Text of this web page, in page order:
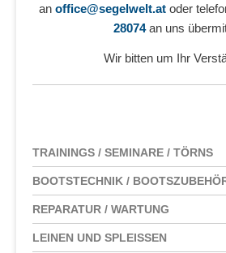
an office@segelwelt.at oder
28074an uns
Wir bitten um Ihr
TRAININGS / SEMINARE / TÖRNS
BOOTSTECHNIK /
REPARATUR / WARTUNG
LEINEN UND SPLEISSEN